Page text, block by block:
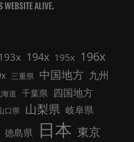
WEBSITE ALIVE.
193x 194x 195x 196x
三重県 中国地方 九州
道 千葉県 四国地方
口県 山梨県 岐阜県
徳島県 日本 東京